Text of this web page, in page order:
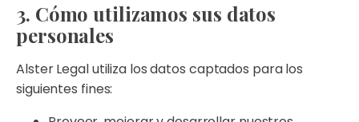
3. Cómo utilizamos sus datos
personales
Alster Legal utiliza los datos captados para los
siguientes fines: